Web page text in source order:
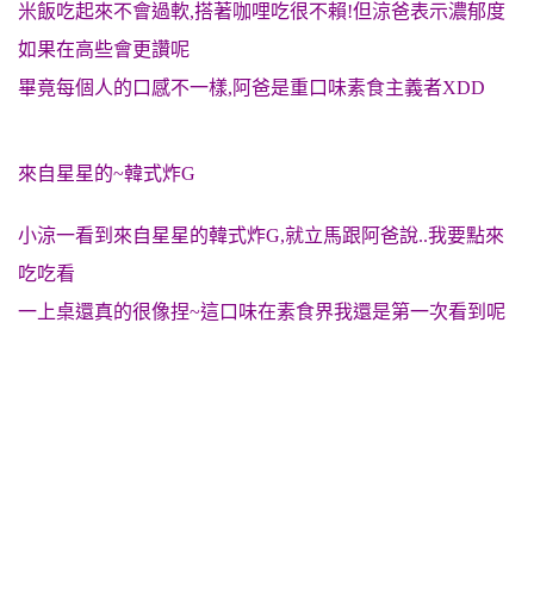
米飯吃起來不會過軟,搭著咖哩吃很不賴!但涼爸表示濃郁度
如果在高些會更讚呢
畢竟每個人的口感不一樣,阿爸是重口味素食主義者XDD
來自星星的~韓式炸G
小涼一看到來自星星的韓式炸G,就立馬跟阿爸說..我要點來
吃吃看
一上桌還真的很像捏~這口味在素食界我還是第一次看到呢